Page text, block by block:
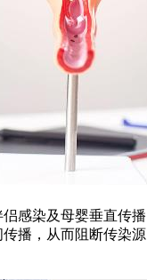
感染及母婴垂直传
播，从而阻断传染